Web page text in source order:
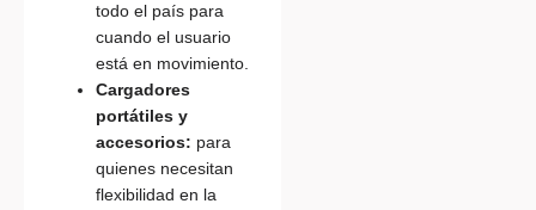
todo el país para
cuando el usuario
está en movimiento.
Cargadores
portátiles y
accesorios: para
quienes necesitan
flexibilidad en la